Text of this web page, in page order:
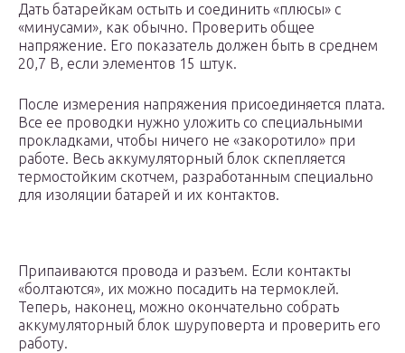
Дать батарейкам остыть и соединить «плюсы» с
«минусами», как обычно. Проверить общее
напряжение. Его показатель должен быть в среднем
20,7 В, если элементов 15 штук.
После измерения напряжения присоединяется плата.
Все ее проводки нужно уложить со специальными
прокладками, чтобы ничего не «закоротило» при
работе. Весь аккумуляторный блок скпепляется
термостойким скотчем, разработанным специально
для изоляции батарей и их контактов.
Припаиваются провода и разъем. Если контакты
«болтаются», их можно посадить на термоклей.
Теперь, наконец, можно окончательно собрать
аккумуляторный блок шуруповерта и проверить его
работу.